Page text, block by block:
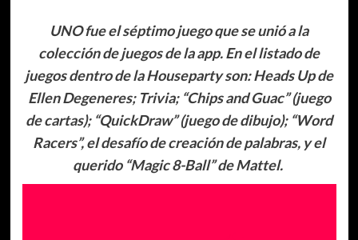
UNO fue el séptimo juego que se unió a la
colección de juegos de la app. En el listado de
juegos dentro de la Houseparty son: Heads Up de
Ellen Degeneres; Trivia; “Chips and Guac” (juego
de cartas); “QuickDraw” (juego de dibujo); “Word
Racers”, el desafío de creación de palabras, y el
querido “Magic 8-Ball” de Mattel.